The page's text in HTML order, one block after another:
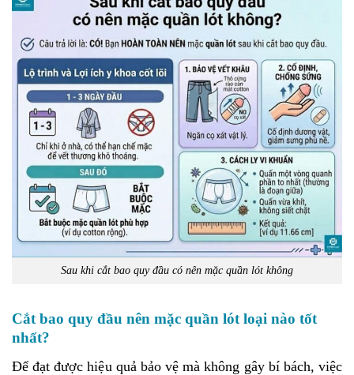
Sau khi cắt bao quy đầu có nên mặc quần lót không
Cắt bao quy đầu nên mặc quần lót loại nào tốt
nhất?
Để đạt được hiệu quả bảo vệ mà không gây bí bách, việc